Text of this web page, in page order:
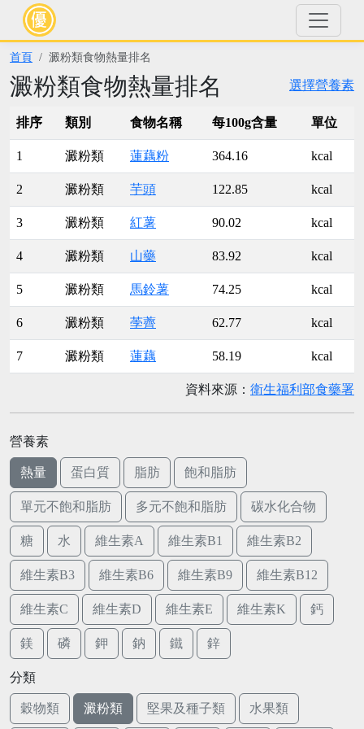
首頁 澱粉類食物熱量排名
選擇營養素
澱粉類食物熱量排名
排序 類別 食物名稱 每100g含量 單位
1 澱粉類 蓮藕粉 364.16 kcal
2 澱粉類 芋頭 122.85 kcal
3 澱粉類 紅薯 90.02 kcal
4 澱粉類 山藥 83.92 kcal
5 澱粉類 馬鈴薯 74.25 kcal
6 澱粉類 荸薺 62.77 kcal
7 澱粉類 蓮藕 58.19 kcal
資料來源： 衛生福利部食藥署
營養素
熱量 蛋白質 脂肪 飽和脂肪
單元不飽和脂肪 多元不飽和脂肪 碳水化合物
糖 水 維生素A 維生素B1 維生素B2
維生素B3 維生素B6 維生素B9 維生素B12
維生素C 維生素D 維生素E 維生素K 鈣
鎂 磷 鉀 鈉 鐵 鋅
分類
穀物類 澱粉類 堅果及種子類 水果類